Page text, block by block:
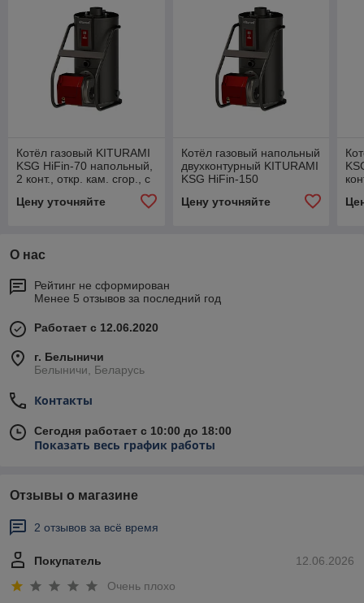
Котёл газовый KITURAMI
KSG HiFin-70 напольный,
2 конт., откр. кам. сгор., с
Цену уточняйте
Котёл газовый напольный
двухконтурный KITURAMI
KSG HiFin-150
Цену уточняйте
О нас
Рейтинг не сформирован
Менее 5 отзывов за последний год
Работает с 12.06.2020
г. Белыничи
Белыничи, Беларусь
Контакты
Сегодня работает с 10:00 до 18:00
Показать весь график работы
Отзывы о магазине
2 отзывов за всё время
12.06.2026
Покупатель
Очень плохо